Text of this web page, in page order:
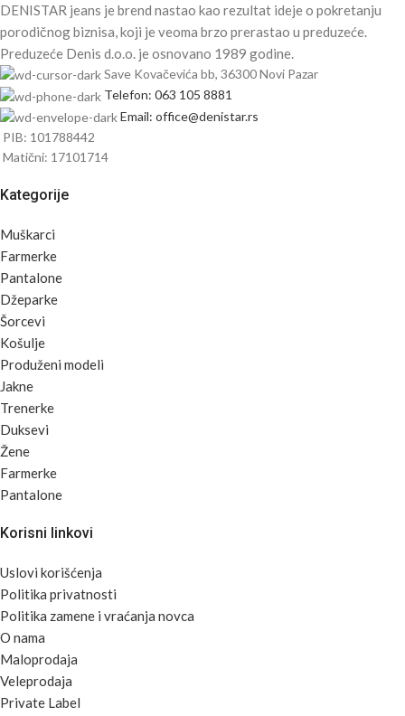
DENISTAR jeans je brend nastao kao rezultat ideje o pokretanju
porodičnog biznisa, koji je veoma brzo prerastao u preduzeće.
Preduzeće Denis d.o.o. je osnovano 1989 godine.
Save Kovačevića bb, 36300 Novi Pazar
Telefon: 063 105 8881
Email: office@denistar.rs
PIB: 101788442
Matični: 17101714
Kategorije
Muškarci
Farmerke
Pantalone
Džeparke
Šorcevi
Košulje
Produženi modeli
Jakne
Trenerke
Duksevi
Žene
Farmerke
Pantalone
Korisni linkovi
Uslovi korišćenja
Politika privatnosti
Politika zamene i vraćanja novca
O nama
Maloprodaja
Veleprodaja
Private Label